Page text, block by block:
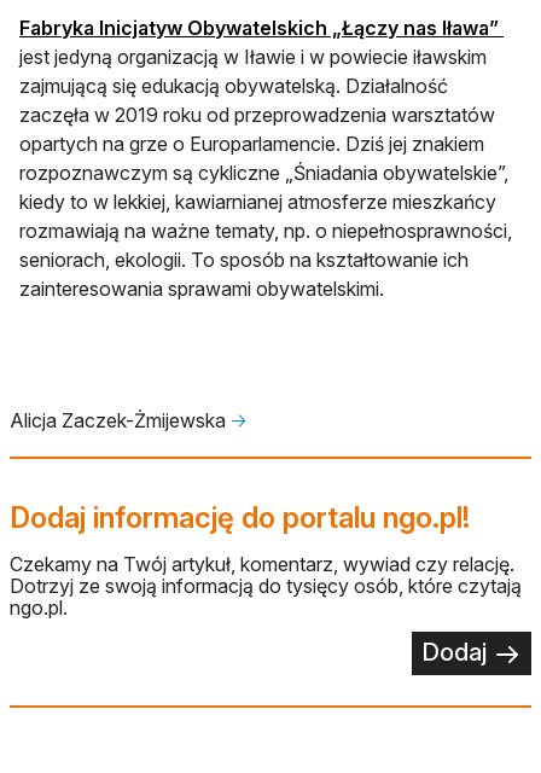
Fabryka Inicjatyw Obywatelskich „Łączy nas Iława”
jest jedyną organizacją w Iławie i w powiecie iławskim
zajmującą się edukacją obywatelską. Działalność
zaczęła w 2019 roku od przeprowadzenia warsztatów
opartych na grze o Europarlamencie. Dziś jej znakiem
rozpoznawczym są cykliczne „Śniadania obywatelskie”,
kiedy to w lekkiej, kawiarnianej atmosferze mieszkańcy
rozmawiają na ważne tematy, np. o niepełnosprawności,
seniorach, ekologii. To sposób na kształtowanie ich
zainteresowania sprawami obywatelskimi.
Alicja Zaczek-Żmijewska 🡢
Dodaj informację do portalu ngo.pl!
Czekamy na Twój artykuł, komentarz, wywiad czy relację.
Dotrzyj ze swoją informacją do tysięcy osób, które czytają
ngo.pl.
Dodaj